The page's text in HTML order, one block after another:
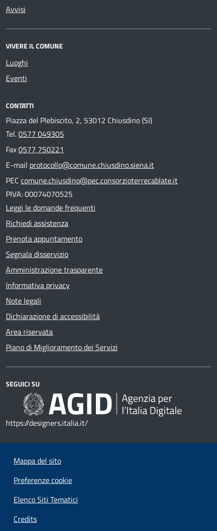
Avvisi
VIVERE IL COMUNE
Luoghi
Eventi
CONTATTI
Piazza del Plebiscito, 2, 53012 Chiusdino (SI)
Tel.0577 049305
Fax0577 750221
E-mail protocollo@comune.chiusdino.siena.it
PEC comune.chiusdino@pec.consorzioterrecablate.it
PIVA: 00074070525
Leggi le domande frequenti
Richiedi assistenza
Prenota appuntamento
Segnala disservizio
Amministrazione trasparente
Informativa privacy
Note legali
Dichiarazione di accessibilità
Area riservata
Piano di Miglioramento dei Servizi
SEGUICI SU
https://designers.italia.it/
Mappa del sito
Preferenze cookie
Elenco Siti Tematici
Credits